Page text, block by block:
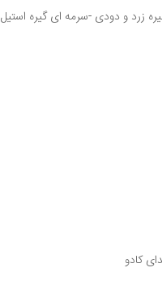
زرد و دودی -سرمه ای گیره استیل
کادو